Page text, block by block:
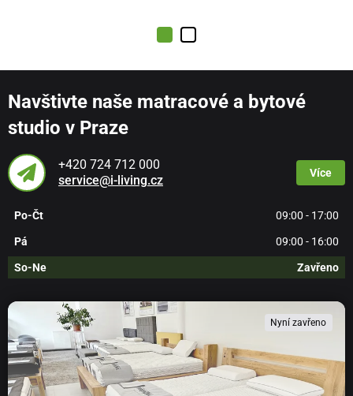
Navštivte naše matracové a bytové
studio v Praze
+420 724 712 000
service@i-living.cz
Více
Po-Čt 09:00 - 17:00
Pá 09:00 - 16:00
So-Ne Zavřeno
Nyní zavřeno